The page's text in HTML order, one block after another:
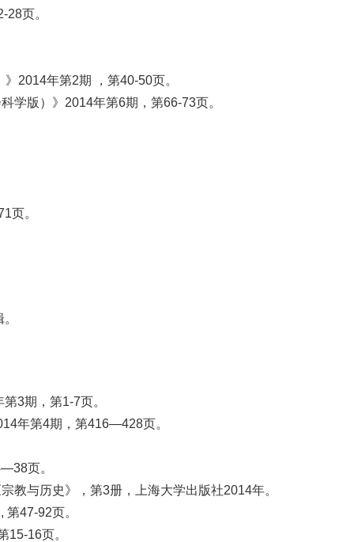
页。
2014年第2期 ，第40-50页。
学版）》2014年第6期，第66-73页。
页。
3期，第1-7页。
年第4期，第416—428页。
页。
与历史》，第3册，上海大学出版社2014年。
47-92页。
15-16页。